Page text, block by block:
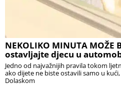
NEKOLIKO MINUTA MOŽE
ostavljajte djecu u
Jedno od najvažnijih pravila tokom
ako dijete ne biste ostavili samo u
Dolaskom